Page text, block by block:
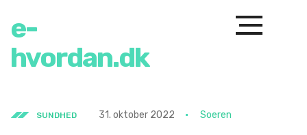
e-
hvordan.dk
SUNDHED 31. oktober 2022 Soeren